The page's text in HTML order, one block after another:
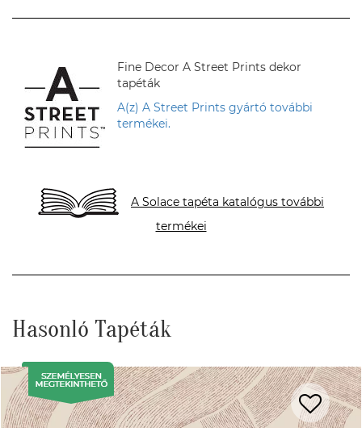
Fine Decor A Street Prints dekor
tapéták
A(z) A Street Prints gyártó további
termékei.
A Solace tapéta katalógus további
termékei
Hasonló Tapéták